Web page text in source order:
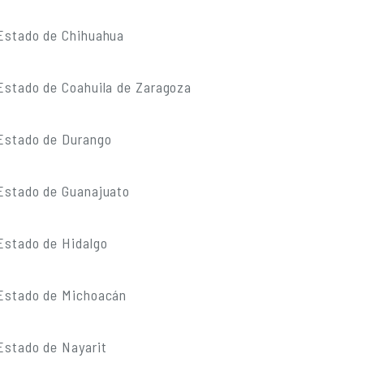
de Chihuahua
de Coahuila de Zaragoza
de Durango
de Guanajuato
de Hidalgo
de Michoacán
de Nayarit